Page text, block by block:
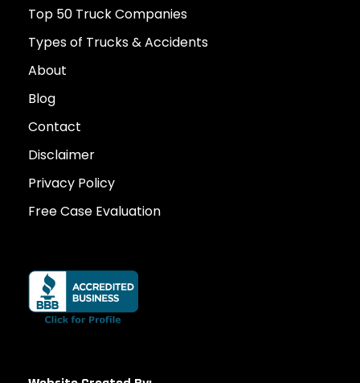
Top 50 Truck Companies
Types of Trucks & Accidents
About
Blog
Contact
Disclaimer
Privacy Policy
Free Case Evaluation